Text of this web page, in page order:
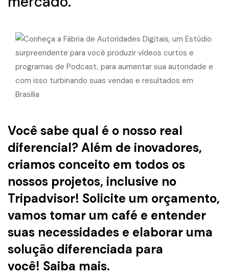
Você sabe qual é o nosso real
diferencial? Além de inovadores,
criamos conceito em todos os
nossos projetos, inclusive no
Tripadvisor! Solicite um orçamento,
vamos tomar um café e entender
suas necessidades e elaborar uma
solução diferenciada para
você! Saiba mais.